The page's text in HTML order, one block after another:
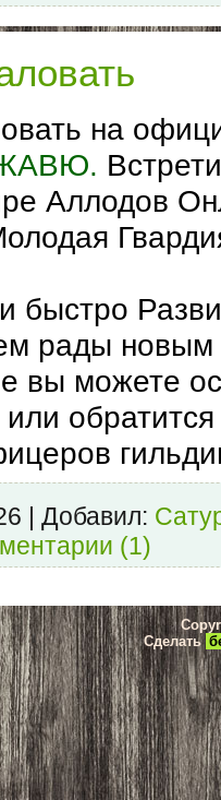
на
Аллодов
быстро
рады
вы можете
| Добавил:
(1)
Сделать